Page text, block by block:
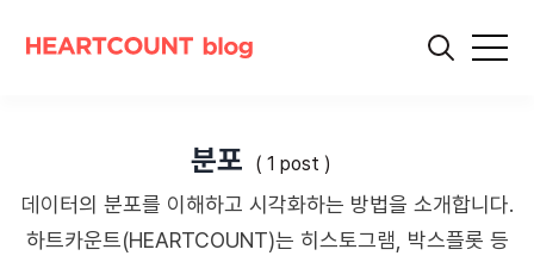
분포 ( 1 post )
데이터의 분포를 이해하고 시각화하는 방법을 소개합니다.
하트카운트(HEARTCOUNT)는 히스토그램, 박스플롯 등